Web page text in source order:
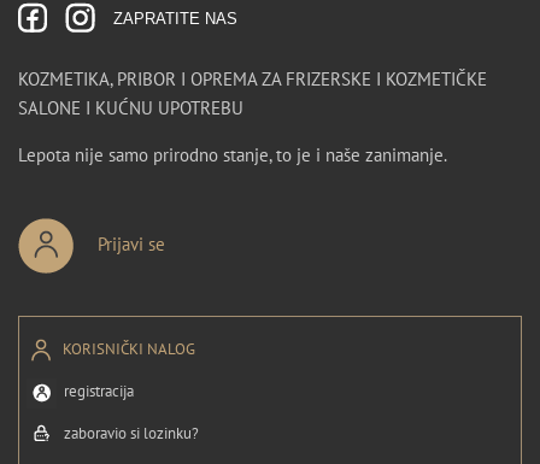
ZAPRATITE NAS
KOZMETIKA, PRIBOR I OPREMA ZA FRIZERSKE I KOZMETIČKE
SALONE I KUĆNU UPOTREBU
Lepota nije samo prirodno stanje, to je i naše zanimanje.
Prijavi se
KORISNIČKI NALOG
registracija
zaboravio si lozinku?